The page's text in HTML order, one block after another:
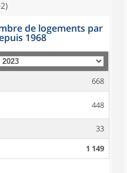
de logements par
1968
668
448
33
1 149